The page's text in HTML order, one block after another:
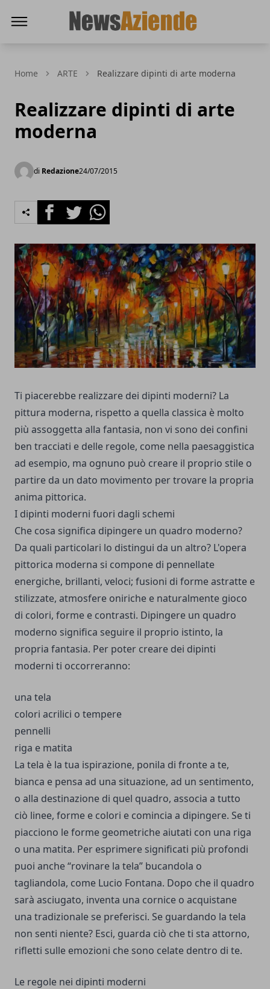
Home ARTE Realizzare dipinti di arte moderna
Realizzare dipinti di arte
moderna
di Redazione24/07/2015
FacebookTwitterWhatsapp
Ti piacerebbe realizzare dei dipinti moderni? La
pittura moderna, rispetto a quella classica è molto
più assoggetta alla fantasia, non vi sono dei confini
ben tracciati e delle regole, come nella paesaggistica
ad esempio, ma ognuno può creare il proprio stile o
partire da un dato movimento per trovare la propria
anima pittorica.
I dipinti moderni fuori dagli schemi
Che cosa significa dipingere un quadro moderno?
Da quali particolari lo distingui da un altro? L'opera
pittorica moderna si compone di pennellate
energiche, brillanti, veloci; fusioni di forme astratte e
stilizzate, atmosfere oniriche e naturalmente gioco
di colori, forme e contrasti. Dipingere un quadro
moderno significa seguire il proprio istinto, la
propria fantasia. Per poter creare dei dipinti
moderni ti occorreranno:
una tela
colori acrilici o tempere
pennelli
riga e matita
La tela è la tua ispirazione, ponila di fronte a te,
bianca e pensa ad una situazione, ad un sentimento,
o alla destinazione di quel quadro, associa a tutto
ciò linee, forme e colori e comincia a dipingere. Se ti
piacciono le forme geometriche aiutati con una riga
o una matita. Per esprimere significati più profondi
puoi anche “rovinare la tela” bucandola o
tagliandola, come Lucio Fontana. Dopo che il quadro
sarà asciugato, inventa una cornice o acquistane
una tradizionale se preferisci. Se guardando la tela
non senti niente? Esci, guarda ciò che ti sta attorno,
rifletti sulle emozioni che sono celate dentro di te.
Le regole nei dipinti moderni